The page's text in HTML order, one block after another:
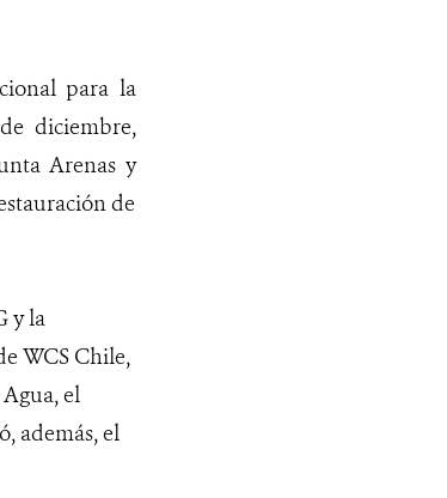
para la
diciembre,
Arenas y
de
y la
WCS Chile,
el
además, el